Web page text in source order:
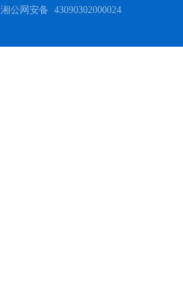
湘公网安备 43090302000024